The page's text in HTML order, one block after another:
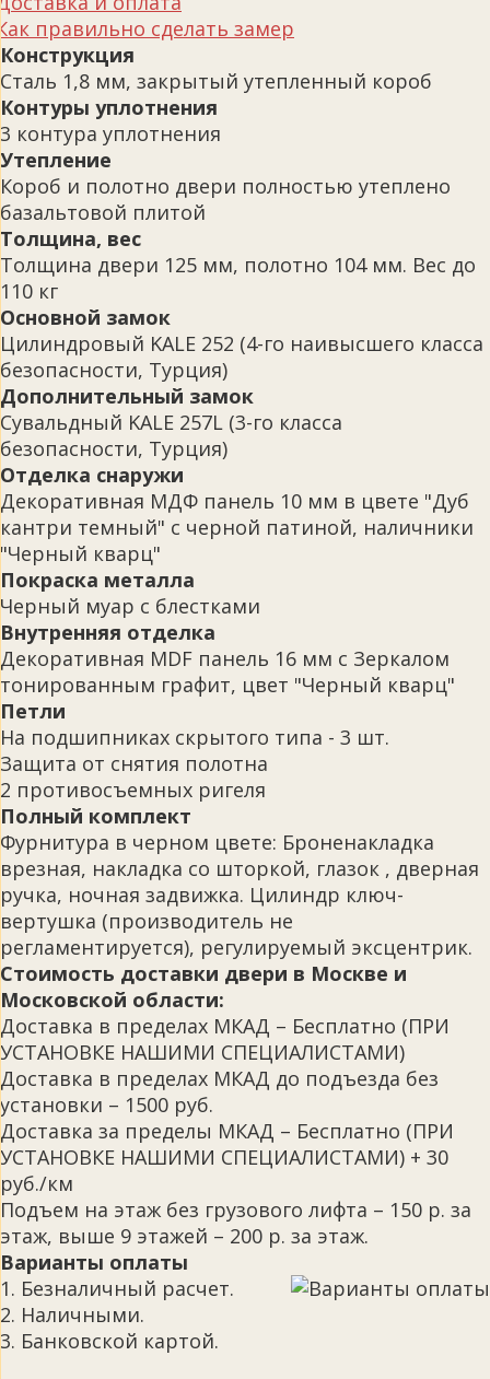
правильно сделать замер
Конструкция
Сталь 1,8 мм, закрытый утепленный короб
Контуры уплотнения
3 контура уплотнения
Утепление
Короб и полотно двери полностью утеплено
базальтовой плитой
Толщина, вес
Толщина двери 125 мм, полотно 104 мм. Вес до
110 кг
Основной замок
Цилиндровый KALE 252 (4-го наивысшего класса
безопасности, Турция)
Дополнительный замок
Сувальдный KALE 257L (3-го класса
безопасности, Турция)
Отделка снаружи
Декоративная МДФ панель 10 мм в цвете "Дуб
кантри темный" с черной патиной, наличники
"Черный кварц"
Покраска металла
Черный муар с блестками
Внутренняя отделка
Декоративная MDF панель 16 мм с Зеркалом
тонированным графит, цвет "Черный кварц"
Петли
На подшипниках скрытого типа - 3 шт.
Защита от снятия полотна
2 противосъемных ригеля
Полный комплект
Фурнитура в черном цвете: Броненакладка
врезная, накладка со шторкой, глазок , дверная
ручка, ночная задвижка. Цилиндр ключ-
вертушка (производитель не
регламентируется), регулируемый эксцентрик.
Стоимость доставки двери в Москве и
Московской области:
Доставка в пределах МКАД – Бесплатно (ПРИ
УСТАНОВКЕ НАШИМИ СПЕЦИАЛИСТАМИ)
Доставка в пределах МКАД до подъезда без
установки – 1500 руб.
Доставка за пределы МКАД – Бесплатно (ПРИ
УСТАНОВКЕ НАШИМИ СПЕЦИАЛИСТАМИ) + 30
руб./км
Подъем на этаж без грузового лифта – 150 р. за
этаж, выше 9 этажей – 200 р. за этаж.
Варианты оплаты
1. Безналичный расчет.
2. Наличными.
3. Банковской картой.